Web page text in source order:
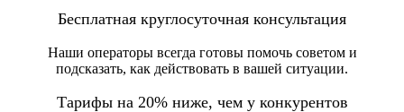
Бесплатная круглосуточная консультация
Наши операторы всегда готовы помочь советом и
подсказать, как действовать в вашей ситуации.
Тарифы на 20% ниже, чем у конкурентов